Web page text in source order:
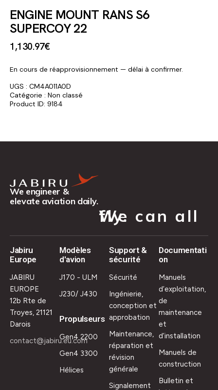
ENGINE MOUNT RANS S6
SUPERCOY 22
1,130.97€
En cours de réapprovisionnement — délai à confirmer.
UGS : CM4A011A0D
Catégorie : Non classé
Product ID: 9184
We engineer &
elevate aviation daily.
We can all fly.
Jabiru
Europe
JABIRU
EUROPE
12b Rte de
Troyes, 21121
Darois
contact@jabiru.eu.com
Modèles
d'avion
J170 - ULM
J230/ J430
Propulseurs
Gen4 2200
Gen4 3300
Hélices
Support &
sécurité
Sécurité
Ingénierie,
conception et
approbation
Maintenance,
réparation et
révision
générale
Signalement
Documentati
on
Manuels
d’exploitation,
de
maintenance
et
d’installation
Manuels de
construction
Bulletin et